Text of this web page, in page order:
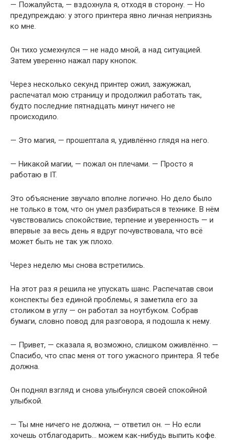
— Пожалуйста, — вздохнула я, отходя в сторону. — Но
предупреждаю: у этого принтера явно личная неприязнь
ко мне.
Он тихо усмехнулся — не надо мной, а над ситуацией.
Затем уверенно нажал пару кнопок.
Через несколько секунд принтер ожил, зажужжал,
распечатал мою страницу и продолжил работать так,
будто последние пятнадцать минут ничего не
происходило.
— Это магия, — прошептала я, удивлённо глядя на него.
— Никакой магии, — пожал он плечами. — Просто я
работаю в IT.
Это объяснение звучало вполне логично. Но дело было
не только в том, что он умел разбираться в технике. В нём
чувствовались спокойствие, терпение и уверенность — и
впервые за весь день я вдруг почувствовала, что всё
может быть не так уж плохо.
Через неделю мы снова встретились.
На этот раз я решила не упускать шанс. Распечатав свои
конспекты без единой проблемы, я заметила его за
столиком в углу — он работал за ноутбуком. Собрав
бумаги, словно повод для разговора, я подошла к нему.
— Привет, — сказала я, возможно, слишком оживлённо. —
Спасибо, что спас меня от того ужасного принтера. Я тебе
должна.
Он поднял взгляд и снова улыбнулся своей спокойной
улыбкой.
— Ты мне ничего не должна, — ответил он. — Но если
хочешь отблагодарить… можем как-нибудь выпить кофе.